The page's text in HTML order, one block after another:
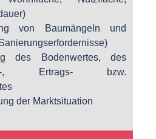
von Baumängeln und
des Bodenwertes, des
, Ertrags- bzw.
der Marktsituation